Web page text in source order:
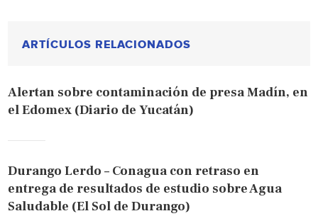
ARTÍCULOS RELACIONADOS
Alertan sobre contaminación de presa Madín, en
el Edomex (Diario de Yucatán)
Durango Lerdo – Conagua con retraso en
entrega de resultados de estudio sobre Agua
Saludable (El Sol de Durango)